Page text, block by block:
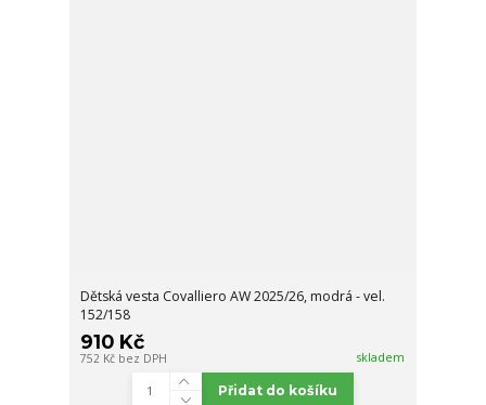
Dětská vesta Covalliero AW 2025/26, modrá - vel.
152/158
910 Kč
752 Kč bez DPH skladem
Přidat do košíku